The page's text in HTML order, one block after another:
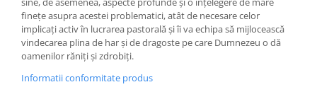
finețe asupra acestei problematici, atât de necesare celor
implicați activ în lucrarea pastorală și îi va echipa să mijlocească
vindecarea plina de har și de dragoste pe care Dumnezeu o dă
oamenilor răniți și zdrobiți.
Informatii conformitate produs